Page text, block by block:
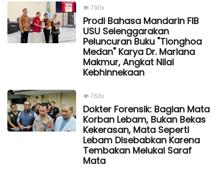
790x
Prodi Bahasa Mandarin FIB
USU Selenggarakan
Peluncuran Buku "Tionghoa
Medan" Karya Dr. Mariana
Makmur, Angkat Nilai
Kebhinnekaan
763x
Dokter Forensik: Bagian Mata
Korban Lebam, Bukan Bekas
Kekerasan, Mata Seperti
Lebam Disebabkan Karena
Tembakan Melukai Saraf
Mata